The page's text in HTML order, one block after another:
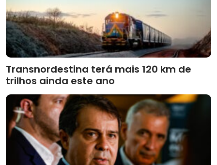
Transnordestina terá mais 120 km de
trilhos ainda este ano